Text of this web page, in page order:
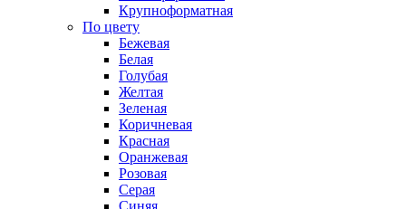
Крупноформатная
По цвету
Бежевая
Белая
Голубая
Желтая
Зеленая
Коричневая
Красная
Оранжевая
Розовая
Серая
Синяя